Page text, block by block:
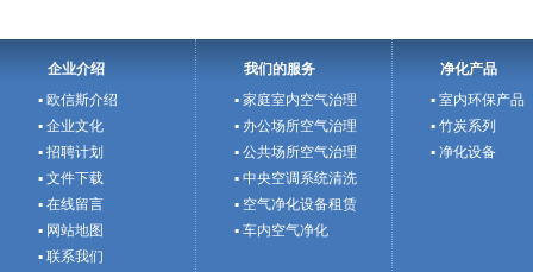
企业介绍
▪ 欧信斯介绍
▪ 企业文化
▪ 招聘计划
▪ 文件下载
▪ 在线留言
▪ 网站地图
▪ 联系我们
我们的服务
▪ 家庭室内空气治理
▪ 办公场所空气治理
▪ 公共场所空气治理
▪ 中央空调系统清洗
▪ 空气净化设备租赁
▪ 车内空气净化
净化产品
▪ 室内环保产品
▪ 竹炭系列
▪ 净化设备